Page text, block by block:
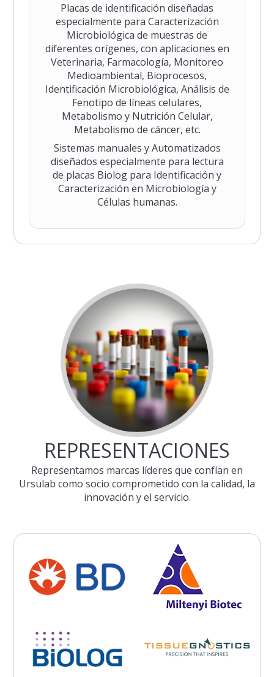
Placas de identificación diseñadas
especialmente para Caracterización
Microbiológica de muestras de
diferentes orígenes, con aplicaciones en
Veterinaria, Farmacología, Monitoreo
Medioambiental, Bioprocesos,
Identificación Microbiológica, Análisis de
Fenotipo de líneas celulares,
Metabolismo y Nutrición Celular,
Metabolismo de cáncer, etc.
Sistemas manuales y Automatizados
diseñados especialmente para lectura
de placas Biolog para Identificación y
Caracterización en Microbiología y
Células humanas.
REPRESENTACIONES
Representamos marcas líderes que confían en
Ursulab como socio comprometido con la calidad, la
innovación y el servicio.